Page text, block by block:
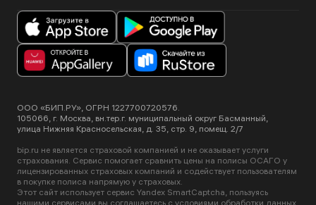
ООО «БИП.РУ», ОГРН 1227700720576.
105066, г. Москва, вн.тер.г. муниципальный округ Басманный,
улица Нижняя Красносельская, д. 35, стр. 9, помещ. 2/7
bip.ru не является страховой компанией и не оказывает услуги
страхования. Сервис помогает сравнить цены на полисы ОСАГО у
лицензированных страховых компаний и содействует пользователям
в покупке полиса напрямую у страховых.
Этот сайт использует сервис Yandex SmartCaptcha, пользуясь
нашими сервисами вы соглашаетесь с условиями обработки данных